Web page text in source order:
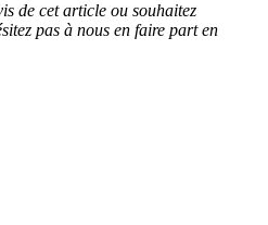
de cet article ou souhaitez
pas à nous en faire part en